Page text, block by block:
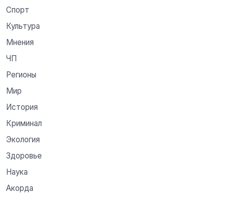
Спорт
Культура
Мнения
ЧП
Регионы
Мир
История
Криминал
Экология
Здоровье
Наука
Акорда